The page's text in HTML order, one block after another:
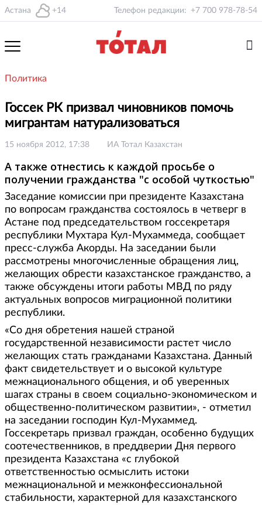
Астана +14 Телефон редакции: +7 700 978-78-54
Политика
Госсек РК призвал чиновников помочь
мигрантам натурализоваться
15 ноября 2012, 17:38 ИА Тотал Казахстан
А также отнестись к каждой просьбе о
получении гражданства "с особой чуткостью"
Заседание комиссии при президенте Казахстана
по вопросам гражданства состоялось в четверг в
Астане под председательством госсекретаря
республики Мухтара Кул-Мухаммеда, сообщает
пресс-служба Акорды. На заседании были
рассмотрены многочисленные обращения лиц,
желающих обрести казахстанское гражданство, а
также обсуждены итоги работы МВД по ряду
актуальных вопросов миграционной политики
республики.
«Со дня обретения нашей страной
государственной независимости растет число
желающих стать гражданами Казахстана. Данный
факт свидетельствует и о высокой культуре
межнационального общения, и об уверенных
шагах страны в своем социально-экономическом и
общественно-политическом развитии», - отметил
на заседании господин Кул-Мухаммед.
Госсекретарь призвал граждан, особенно будущих
соотечественников, в преддверии Дня первого
президента Казахстана «с глубокой
ответственностью осмыслить истоки
межнациональной и межконфессиональной
стабильности, характерной для казахстанского